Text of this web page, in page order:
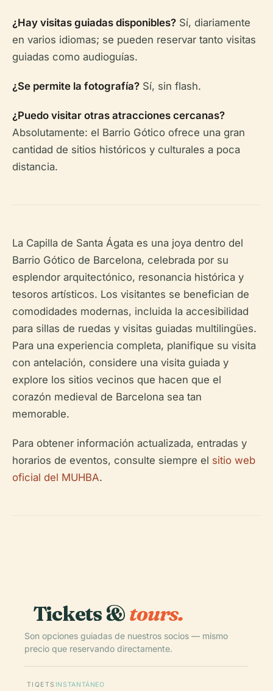
¿Hay visitas guiadas disponibles? Sí, diariamente
en varios idiomas; se pueden reservar tanto visitas
guiadas como audioguías.
¿Se permite la fotografía? Sí, sin flash.
¿Puedo visitar otras atracciones cercanas?
Absolutamente: el Barrio Gótico ofrece una gran
cantidad de sitios históricos y culturales a poca
distancia.
La Capilla de Santa Ágata es una joya dentro del
Barrio Gótico de Barcelona, celebrada por su
esplendor arquitectónico, resonancia histórica y
tesoros artísticos. Los visitantes se benefician de
comodidades modernas, incluida la accesibilidad
para sillas de ruedas y visitas guiadas multilingües.
Para una experiencia completa, planifique su visita
con antelación, considere una visita guiada y
explore los sitios vecinos que hacen que el
corazón medieval de Barcelona sea tan
memorable.
Para obtener información actualizada, entradas y
horarios de eventos, consulte siempre el sitio web
oficial del MUHBA.
Tickets &tours.
Son opciones guiadas de nuestros socios — mismo
precio que reservando directamente.
TIQETS INSTANTÁNEO